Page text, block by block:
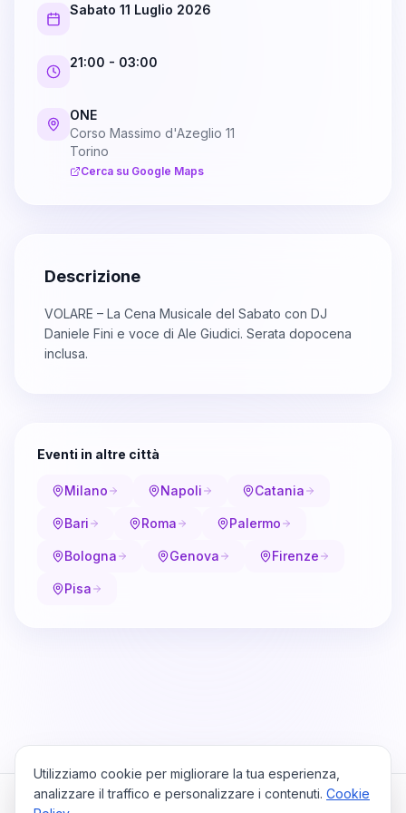
Sabato 11 Luglio 2026
21:00 - 03:00
ONE
Corso Massimo d'Azeglio 11
Torino
Cerca su Google Maps
Descrizione
VOLARE – La Cena Musicale del Sabato con DJ
Daniele Fini e voce di Ale Giudici. Serata dopocena
inclusa.
Eventi in altre città
Milano Napoli Catania
Bari Roma Palermo
Bologna Genova Firenze
Pisa
Utilizziamo cookie per migliorare la tua esperienza,
analizzare il traffico e personalizzare i contenuti. Cookie